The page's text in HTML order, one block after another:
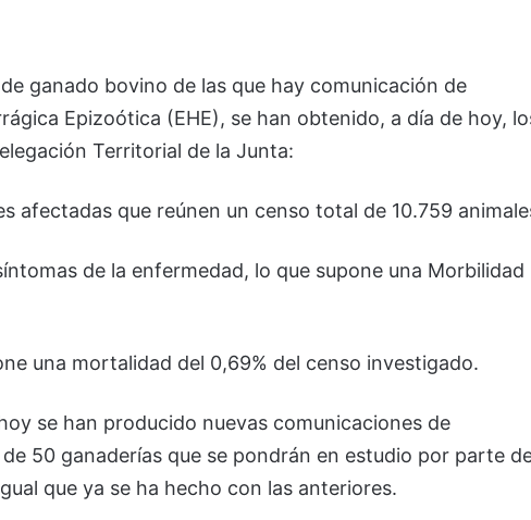
ganado bovino de las que hay comunicación de
Epizoótica (EHE), se han obtenido, a día de hoy,
Territorial de la Junta:
afectadas que reúnen un censo total de 10.759
de la enfermedad, lo que supone una Morbilidad
una mortalidad del 0,69% del censo investigado.
se han producido nuevas comunicaciones de
50 ganaderías que se pondrán en estudio por parte
que ya se ha hecho con las anteriores.